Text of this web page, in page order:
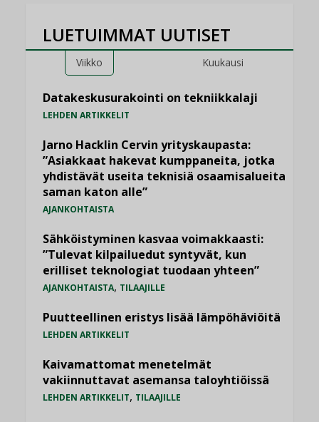
LUETUIMMAT UUTISET
Viikko Kuukausi
Datakeskusurakointi on tekniikkalaji
LEHDEN ARTIKKELIT
Jarno Hacklin Cervin yrityskaupasta:
”Asiakkaat hakevat kumppaneita, jotka
yhdistävät useita teknisiä osaamisalueita
saman katon alle”
AJANKOHTAISTA
Sähköistyminen kasvaa voimakkaasti:
”Tulevat kilpailuedut syntyvät, kun
erilliset teknologiat tuodaan yhteen”
AJANKOHTAISTA, TILAAJILLE
Puutteellinen eristys lisää lämpöhäviöitä
LEHDEN ARTIKKELIT
Kaivamattomat menetelmät
vakiinnuttavat asemansa taloyhtiöissä
LEHDEN ARTIKKELIT, TILAAJILLE